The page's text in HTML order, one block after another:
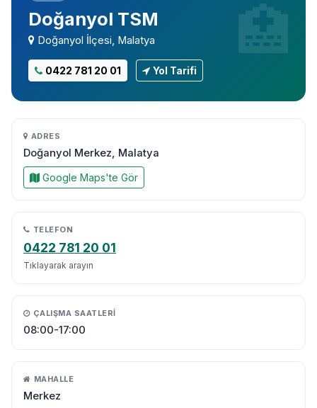
Doğanyol TSM
Doğanyol İlçesi, Malatya
0422 781 20 01 Yol Tarifi
ADRES
Doğanyol Merkez, Malatya
Google Maps'te Gör
TELEFON
0422 781 20 01
Tıklayarak arayın
ÇALIŞMA SAATLERI
08:00-17:00
MAHALLE
Merkez